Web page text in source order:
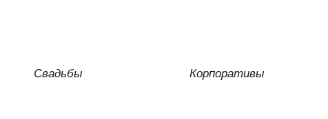
Свадьбы Корпоративы